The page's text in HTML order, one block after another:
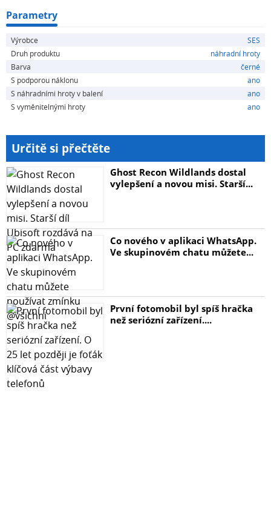
Parametry
Výrobce
SES
Druh produktu
náhradní hroty
Barva
černé
S podporou náklonu
ano
S náhradními hroty v balení
ano
S vyměnitelnými hroty
ano
Určitě si přečtěte
Ghost Recon Wildlands dostal
vylepšení a novou misi. Starší...
Co nového v aplikaci WhatsApp.
Ve skupinovém chatu můžete...
První fotomobil byl spíš hračka
než seriózní zařízení....